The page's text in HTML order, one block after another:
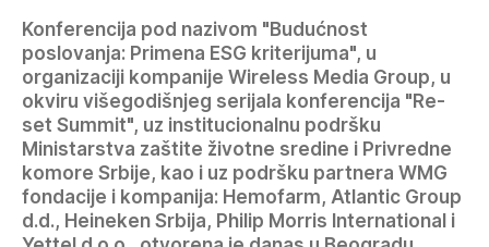
Konferencija pod nazivom "Budućnost
poslovanja: Primena ESG kriterijuma", u
organizaciji kompanije Wireless Media Group, u
okviru višegodišnjeg serijala konferencija "Re-
set Summit", uz institucionalnu podršku
Ministarstva zaštite životne sredine i Privredne
komore Srbije, kao i uz podršku partnera WMG
fondacije i kompanija: Hemofarm, Atlantic Group
d.d., Heineken Srbija, Philip Morris International i